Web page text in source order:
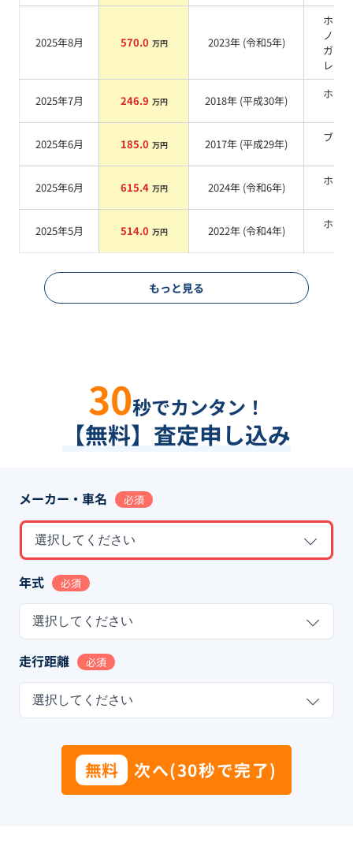
2025年8月 570.0 万円 2023年 (令和5年)
ホワ
ノー
ガラ
レーク
2025年7月 246.9 万円 2018年 (平成30年)
ホワ
2025年6月 185.0 万円 2017年 (平成29年)
ブラ
2025年6月 615.4 万円 2024年 (令和6年)
ホワ
2025年5月 514.0 万円 2022年 (令和4年)
ホワ
もっと見る
30秒でカンタン！
【無料】査定申し込み
メーカー・車名 必須
選択してください
年式 必須
選択してください
走行距離 必須
選択してください
無料 次へ(30秒で完了)